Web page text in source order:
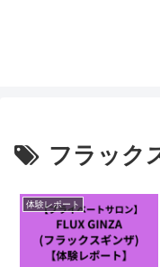
フラック
体験レポート